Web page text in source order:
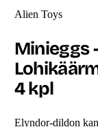
Alien Toys
Minieggs
4 kpl
Elyndor-dildon